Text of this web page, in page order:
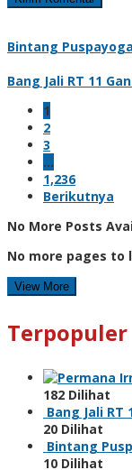
Bintang
Bang Jali RT 11
1
2
3
…
1,236
Berikutnya
No More Posts
No more pages to
View More
Terpopuler
182 Dilihat
Bang Jali
20 Dilihat
Bintang
10 Dilihat